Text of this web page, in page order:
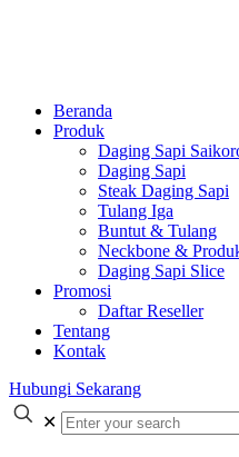
Beranda
Produk
Daging Sapi
Daging Sapi
Steak Daging Sapi
Tulang Iga
Buntut & Tulang
Neckbone &
Daging Sapi Slice
Promosi
Daftar Reseller
Tentang
Kontak
Hubungi Sekarang
✕